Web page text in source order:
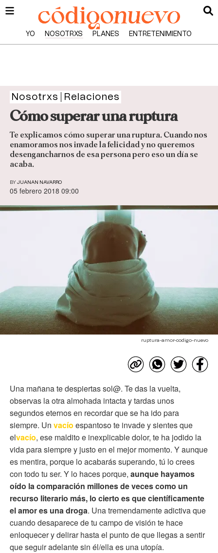
YO NOSOTRXS PLANES ENTRETENIMIENTO
Nosotrxs Relaciones
Cómo superar una ruptura
Te explicamos cómo superar una ruptura. Cuando nos
enamoramos nos invade la felicidad y no queremos
desengancharnos de esa persona pero eso un día se
acaba.
BY JUANAN NAVARRO
05 febrero 2018 09:00
ruptura-amor-codigo-nuevo
Una mañana te despiertas sol@. Te das la vuelta,
observas la otra almohada intacta y tardas unos
segundos eternos en recordar que se ha ido para
siempre. Un vacío espantoso te invade y sientes que
elvacío, ese maldito e inexplicable dolor, te ha jodido la
vida para siempre y justo en el mejor momento. Y aunque
es mentira, porque lo acabarás superando, tú lo crees
con todo tu ser. Y lo haces porque, aunque hayamos
oído la comparación millones de veces como un
recurso literario más, lo cierto es que científicamente
el amor es una droga. Una tremendamente adictiva que
cuando desaparece de tu campo de visión te hace
enloquecer y delirar hasta el punto de que llegas a sentir
que seguir adelante sin él/ella es una utopía.